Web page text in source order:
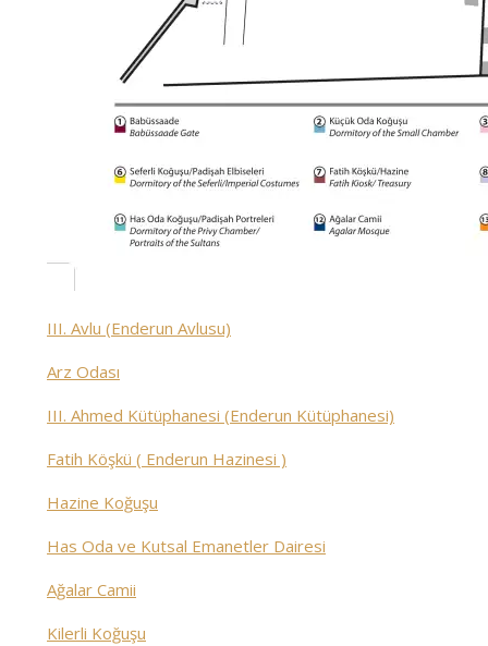
III. Avlu (Enderun Avlusu)
Arz Odası
III. Ahmed Kütüphanesi (Enderun Kütüphanesi)
Fatih Köşkü ( Enderun Hazinesi )
Hazine Koğuşu
Has Oda ve Kutsal Emanetler Dairesi
Ağalar Camii
Kilerli Koğuşu